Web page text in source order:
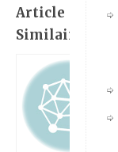
Article
Similaire: